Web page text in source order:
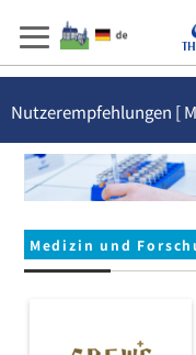
Nutzerempfehlungen [
Medizin und